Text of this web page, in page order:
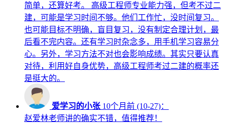
简单，还算好考。 高级工程师专业能力强，但考不过二
建，可能是学习时间不够。他们工作忙，没时间复习。
也可能目标不明确，盲目复习，没有制定合理计划，最
后看不完内容。还有学习时杂念多，用手机学习容易分
心。另外，学习方法不对也会影响成绩。其实只要认真
对待，利用好自身优势，高级工程师考过二建的概率还
是挺大的。
爱学习的小张 10个月前 (10-27)：
赵爱林老师讲的确实不错，值得推荐！